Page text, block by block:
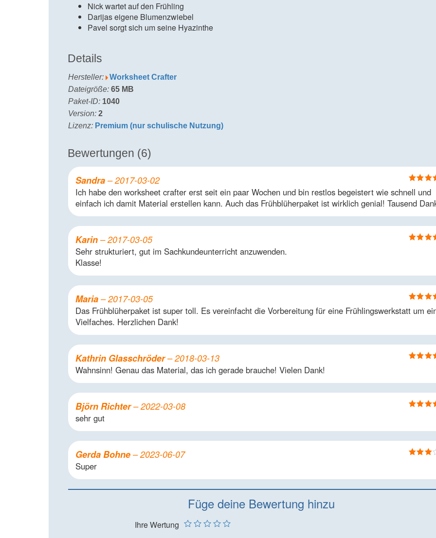
Nick wartet auf den Frühling
Darijas eigene Blumenzwiebel
Pavel sorgt sich um seine Hyazinthe
Details
Hersteller:
Worksheet Crafter
Dateigröße: 65 MB
Paket-ID: 1040
Version: 2
Lizenz: Premium (nur schulische Nutzung)
Bewertungen (6)
Bewertet
5von 5
Sandra – 2017-03-02
Ich habe den worksheet crafter erst seit ein paar Wochen und bin restlos begeistert wie schnell und
einfach ich damit Material erstellen kann. Auch das Frühblüherpaket ist wirklich genial! Tausend
Karin – 2017-03-05
Sehr strukturiert, gut im Sachkundeunterricht anzuwenden.
Klasse!
5 von 5
Maria – 2017-03-05
Das Frühblüherpaket ist super toll. Es vereinfacht die Vorbereitung für eine Frühlingswerkstatt um
Vielfaches. Herzlichen Dank!
Kathrin Glasschröder– 2018-03-13
Wahnsinn! Genau das Material, das ich gerade brauche! Vielen Dank!
Björn Richter– 2022-03-08
sehr gut
Gerda Bohne – 2023-06-07
Super
Füge deine Bewertung hinzu
Ihre Wertung